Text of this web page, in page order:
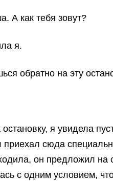
А как тебя зовут?
я.
обратно на эту
я увидела
сюда
он предложил на
с одним условием,